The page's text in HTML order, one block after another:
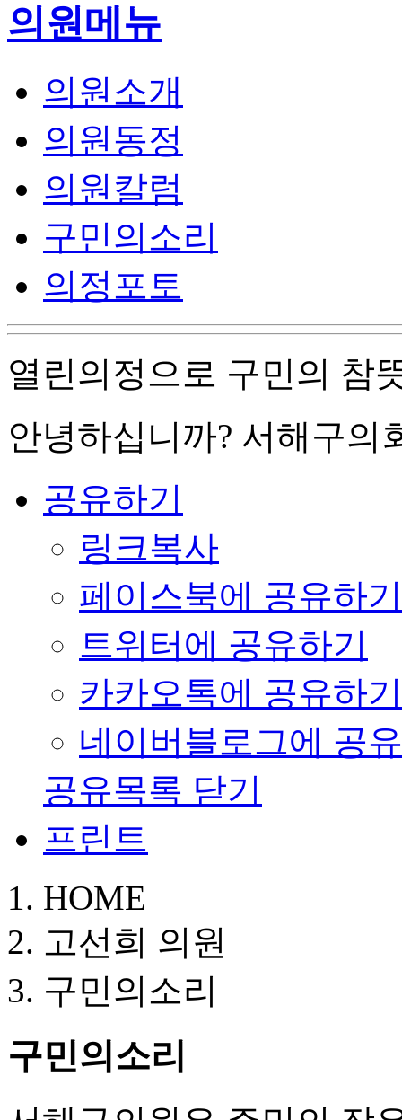
의원메뉴
의원소개
의원동정
의원칼럼
구민의소리
의정포토
열린의정으로 구민의 참
안녕하십니까? 서해구의
공유하기
링크복사
페이스북에 공유하기
트위터에 공유하기
카카오톡에 공유하기
네이버블로그에 공
공유목록 닫기
프린트
HOME
고선희 의원
구민의소리
구민의소리